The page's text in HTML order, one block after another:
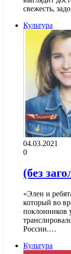
свежесть,
Культура
04.03.2021
0
(без
«Элен и
который во
поклонников
России.…
Культура